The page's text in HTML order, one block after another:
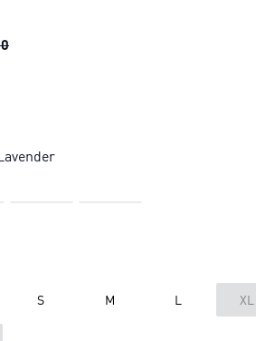
Bra deportivo sin copas 4KEEPS
S M L XL